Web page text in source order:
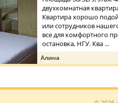
двухкомнатная
Квартира хорошо
или сотрудников
все для комфортного
остановка, НГУ. Ква ...
Алина